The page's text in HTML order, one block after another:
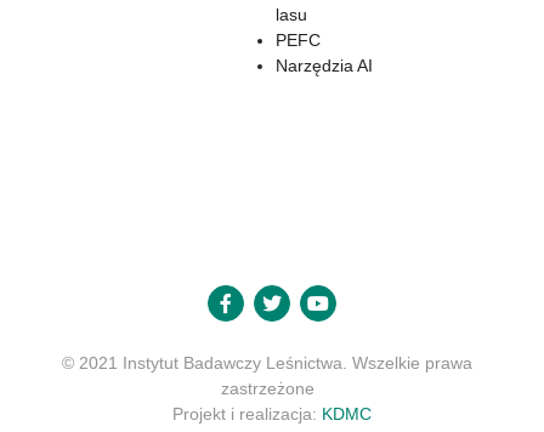
lasu
PEFC
Narzędzia AI
© 2021 Instytut Badawczy Leśnictwa. Wszelkie prawa
zastrzeżone
Projekt i realizacja: KDMC